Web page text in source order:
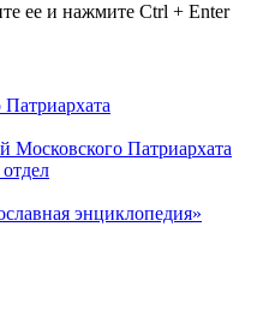
ее и нажмите Ctrl + Enter
Московского Патриархата
энциклопедия»